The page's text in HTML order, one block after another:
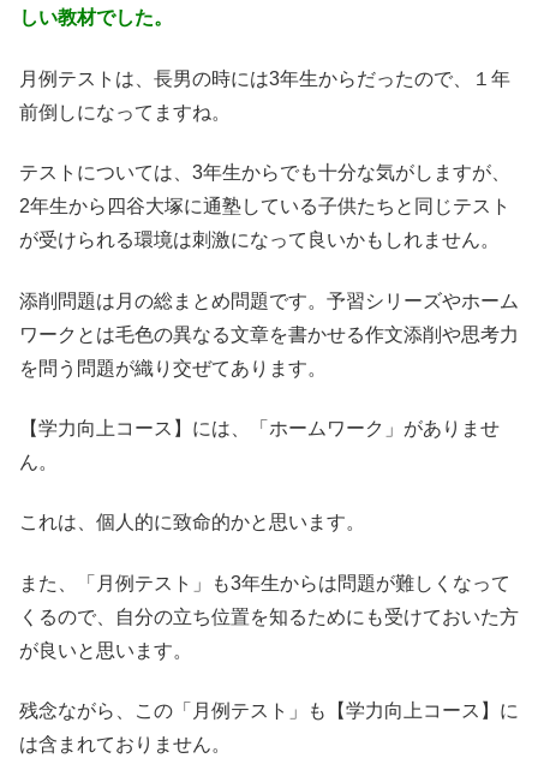
しい教材でした。
月例テストは、長男の時には3年生からだったので、１年
前倒しになってますね。
テストについては、3年生からでも十分な気がしますが、
2年生から四谷大塚に通塾している子供たちと同じテスト
が受けられる環境は刺激になって良いかもしれません。
添削問題は月の総まとめ問題です。予習シリーズやホーム
ワークとは毛色の異なる文章を書かせる作文添削や思考力
を問う問題が織り交ぜてあります。
【学力向上コース】には、「ホームワーク」がありませ
ん。
これは、個人的に致命的かと思います。
また、「月例テスト」も3年生からは問題が難しくなって
くるので、自分の立ち位置を知るためにも受けておいた方
が良いと思います。
残念ながら、この「月例テスト」も【学力向上コース】に
は含まれておりません。